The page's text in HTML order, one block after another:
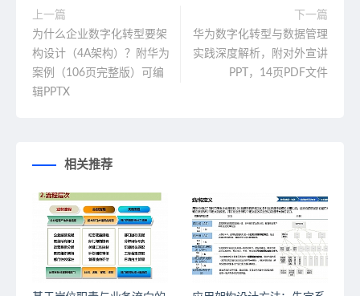
上一篇
为什么企业数字化转型要架
构设计（4A架构）？附华为
案例（106页完整版）可编
辑PPTX
下一篇
华为数字化转型与数据管理
实践深度解析，附对外宣讲
PPT，14页PDF文件
相关推荐